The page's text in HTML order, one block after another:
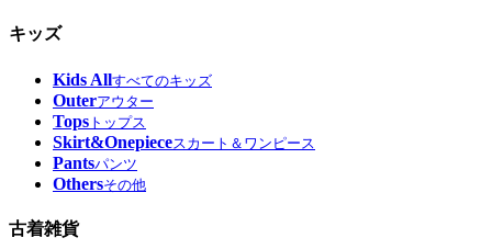
キッズ
Kids Allすべてのキッズ
Outerアウター
Tops トップス
Skirt&Onepieceスカート＆ワンピース
Pantsパンツ
Othersその他
古着雑貨